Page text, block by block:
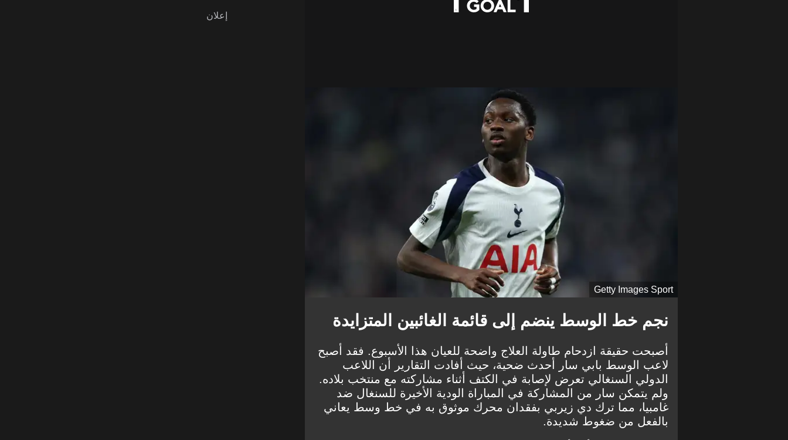
Getty Images Sport
نجم خط الوسط ينضم إلى قائمة الغائبين المتزايدة
أصبحت حقيقة ازدحام طاولة العلاج واضحة للعيان هذا الأسبوع. فقد أصبح
لاعب الوسط بابي سار أحدث ضحية، حيث أفادت التقارير أن اللاعب
الدولي السنغالي تعرض لإصابة في الكتف أثناء مشاركته مع منتخب بلاده.
ولم يتمكن سار من المشاركة في المباراة الودية الأخيرة للسنغال ضد
غامبيا، مما ترك دي زيربي بفقدان محرك موثوق به في خط وسط يعاني
بالفعل من ضغوط شديدة.